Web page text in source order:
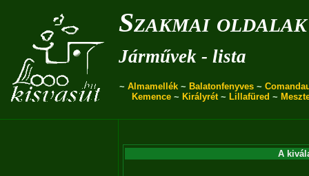
Szakmai oldalak
Járművek - lista
~ Almamellék ~ Balatonfenyves ~
Kemence ~ Királyrét~ Lillafüred ~
A